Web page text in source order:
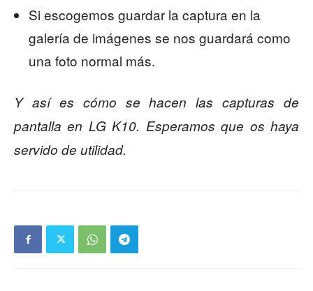
Si escogemos guardar la captura en la
galería de imágenes se nos guardará como
una foto normal más.
Y así es cómo se hacen las capturas de
pantalla en LG K10. Esperamos que os haya
servido de utilidad.